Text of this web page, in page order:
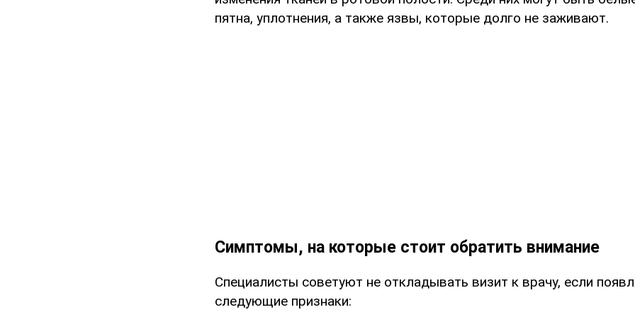
пятна, уплотнения, а также язвы, которые долго не заживают.
Симптомы, на которые стоит обратить внимание
Специалисты советуют не откладывать визит к врачу, если
следующие признаки: